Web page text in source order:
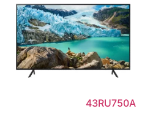
43RU750A